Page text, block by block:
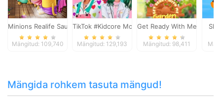
Minions Realife Sauna
Mängitud: 109,740
TikTok #Kidcore Models
Mängitud: 129,193
Get Ready With Me
Mängitud: 98,411
Mängida rohkem tasuta mängud!